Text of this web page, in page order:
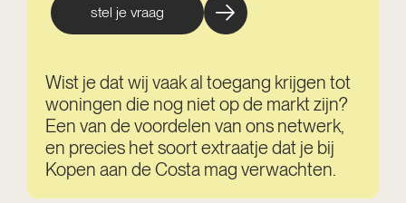
stel je vraag
Wist je dat wij vaak al toegang krijgen tot
woningen die nog niet op de markt zijn?
Een van de voordelen van ons netwerk,
en precies het soort extraatje dat je bij
Kopen aan de Costa mag verwachten.